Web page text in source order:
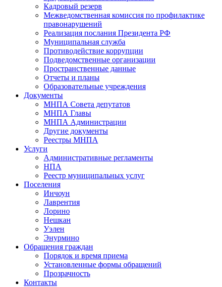
Кадровый резерв
Межведомственная комиссия по профилактике
правонарушений
Реализация послания Президента РФ
Муниципальная служба
Противодействие коррупции
Подведомственные организации
Пространственные данные
Отчеты и планы
Образовательные учреждения
Документы
МНПА Совета депутатов
МНПА Главы
МНПА Администрации
Другие документы
Реестры МНПА
Услуги
Административные регламенты
НПА
Реестр муниципальных услуг
Поселения
Инчоун
Лаврентия
Лорино
Нешкан
Уэлен
Энурмино
Обращения граждан
Порядок и время приема
Установленные формы обращений
Прозрачность
Контакты